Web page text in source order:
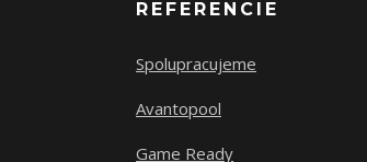
REFERENCIE
Spolupracujeme
Avantopool
Game Ready